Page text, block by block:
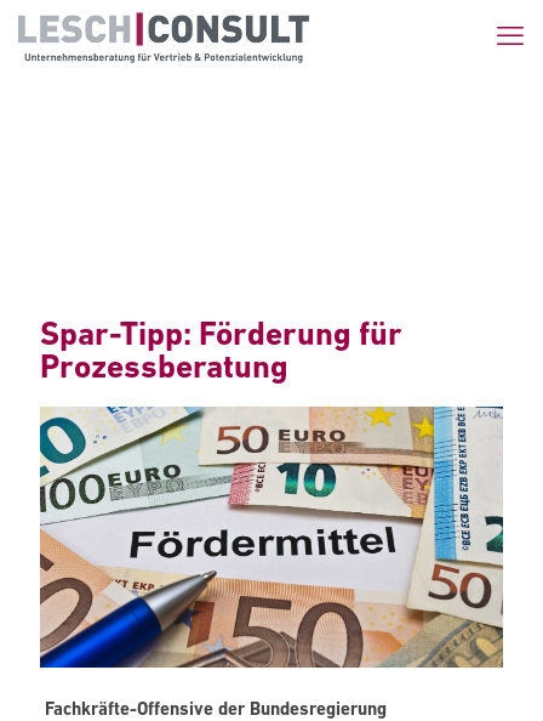
Spar-Tipp: Förderung für
Prozessberatung
Fachkräfte-Offensive der Bundesregierung